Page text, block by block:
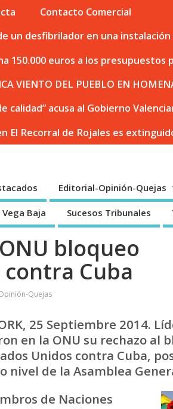
Contacto Comercial
un desfibrilador en una
150.000 euros a los presupuestos
VIENTO DEL PUEBLO EN
calidad” acusa al Gobierno
El Recorral de Rojales es
Editorial-Opinión-Quejas
Baja Sucesos Tribunales
bloqueo
Cuba
Quejas
25 Septiembre 2014.
en la ONU su rechazo al
Unidos contra Cuba,
nivel de la Asamblea
de Naciones